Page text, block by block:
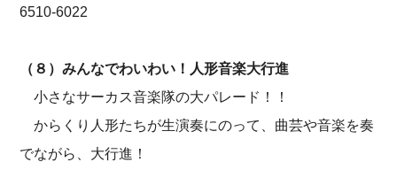
6510-6022
（８）みんなでわいわい！人形音楽大行進
小さなサーカス音楽隊の大パレード！！
からくり人形たちが生演奏にのって、曲芸や音楽を奏
でながら、大行進！